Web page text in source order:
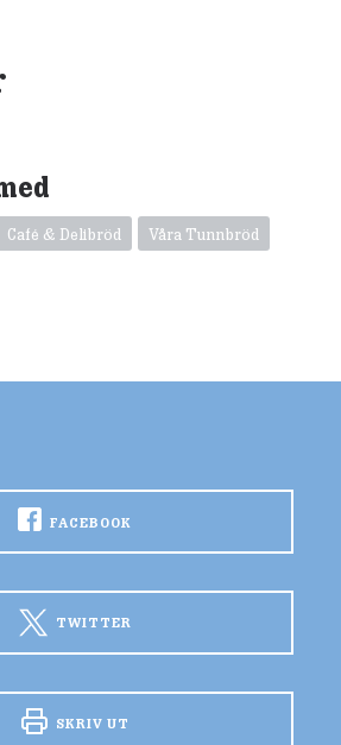
Café & Delibröd Våra Tunnbröd
FACEBOOK
TWITTER
SKRIV UT